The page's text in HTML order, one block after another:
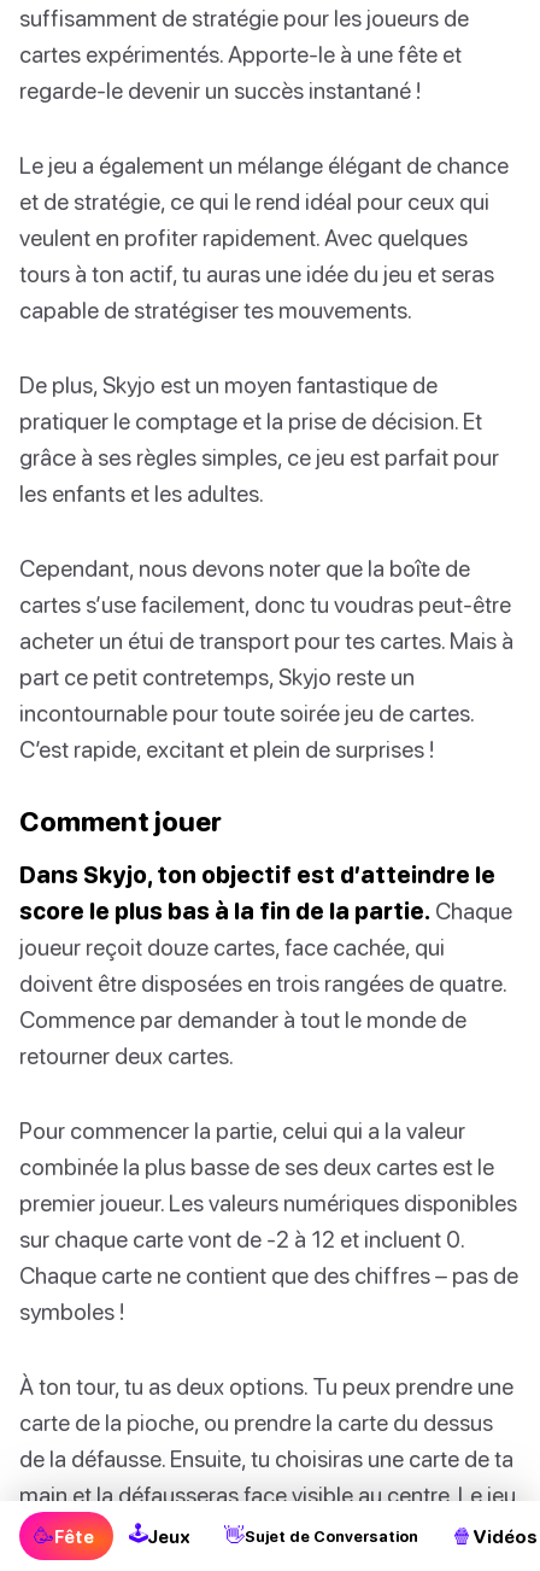
suffisamment de stratégie pour les joueurs de
cartes expérimentés. Apporte-le à une fête et
regarde-le devenir un succès instantané !
Le jeu a également un mélange élégant de chance
et de stratégie, ce qui le rend idéal pour ceux qui
veulent en profiter rapidement. Avec quelques
tours à ton actif, tu auras une idée du jeu et seras
capable de stratégiser tes mouvements.
De plus, Skyjo est un moyen fantastique de
pratiquer le comptage et la prise de décision. Et
grâce à ses règles simples, ce jeu est parfait pour
les enfants et les adultes.
Cependant, nous devons noter que la boîte de
cartes s’use facilement, donc tu voudras peut-être
acheter un étui de transport pour tes cartes. Mais à
part ce petit contretemps, Skyjo reste un
incontournable pour toute soirée jeu de cartes.
C’est rapide, excitant et plein de surprises !
Comment jouer
Dans Skyjo, ton objectif est d’atteindre le
score le plus bas à la fin de la partie. Chaque
joueur reçoit douze cartes, face cachée, qui
doivent être disposées en trois rangées de quatre.
Commence par demander à tout le monde de
retourner deux cartes.
Pour commencer la partie, celui qui a la valeur
combinée la plus basse de ses deux cartes est le
premier joueur. Les valeurs numériques disponibles
sur chaque carte vont de -2 à 12 et incluent 0.
Chaque carte ne contient que des chiffres – pas de
symboles !
À ton tour, tu as deux options. Tu peux prendre une
carte de la pioche, ou prendre la carte du dessus
de la défausse. Ensuite, tu choisiras une carte de ta
main et la défausseras face visible au centre. Le jeu
continue dans le sens des aiguilles d’une montre
🥳Fête 🕹Jeux 👋Sujet de Conversation 🍿 Vidéos